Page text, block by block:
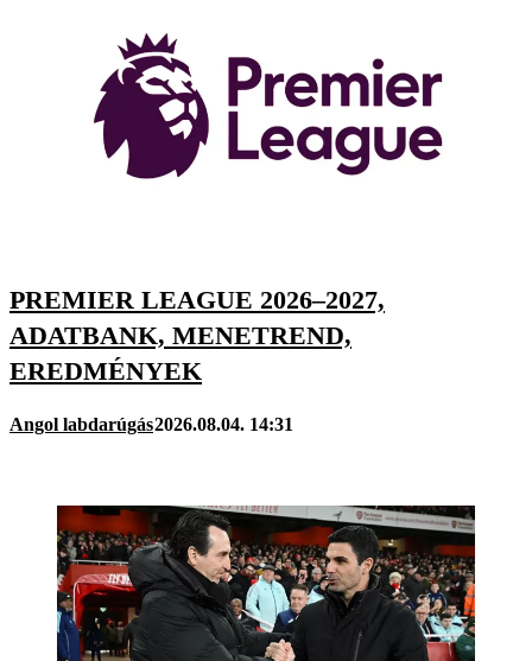
PREMIER LEAGUE 2026–2027,
ADATBANK, MENETREND,
EREDMÉNYEK
Angol labdarúgás2026.08.04. 14:31